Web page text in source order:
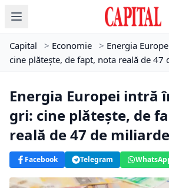
Capital > Economie > Energia
cine plătește, de fapt, nota reală de 47
Energia Europei intră
gri: cine plătește, de
reală de 47 de
Facebook Telegram